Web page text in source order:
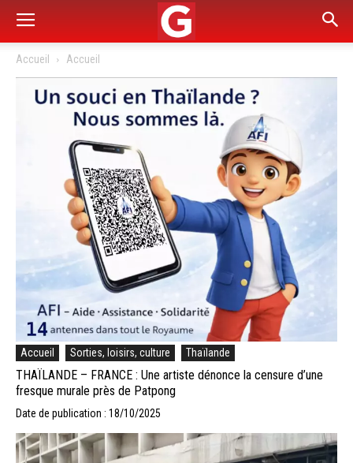
Accueil Accueil
Accueil Sorties, loisirs, culture Thaïlande
THAÏLANDE – FRANCE : Une artiste dénonce la censure d’une
fresque murale près de Patpong
Date de publication : 18/10/2025